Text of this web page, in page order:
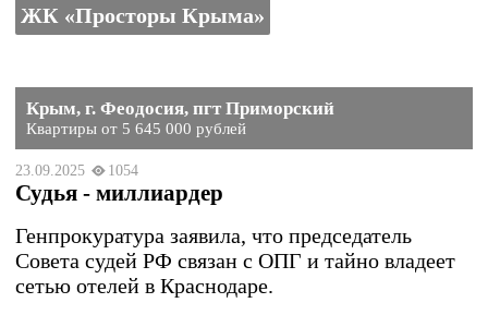
ЖК «Просторы Крыма»
Крым, г. Феодосия, пгт Приморский
Квартиры от 5 645 000 рублей
23.09.2025 1054
Судья - миллиардер
Генпрокуратура заявила, что председатель
Совета судей РФ связан с ОПГ и тайно владеет
сетью отелей в Краснодаре.